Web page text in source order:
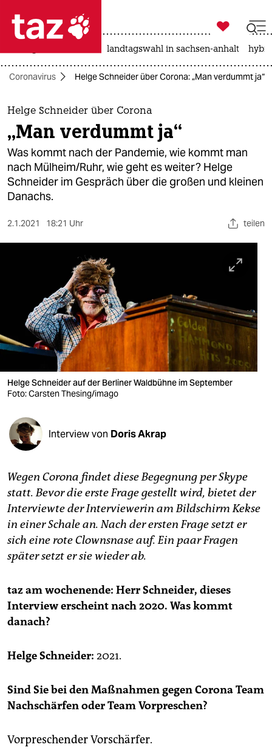
 taz zahl ich
taz zahl ich
themen
politik
öko
gesellschaft
kultur
sport
wahrheit
verlag
verlag
shop
fragen & hilfe
unterstützen
abo
genossenschaft
epaper login

taz zahl ich
landtagswahl in sachsen-anhalt
Coronavirus Helge Schneider über Corona: „Man verdummt ja“
Helge Schneider über Corona
„Man verdummt ja“
Was kommt nach der Pandemie, wie kommt man
nach Mülheim/Ruhr, wie geht es weiter? Helge
Schneider im Gespräch über die großen und kleinen
Danachs.
2.1.2021 18:21 Uhr teilen
Helge Schneider auf der Berliner Waldbühne im September
Foto: Carsten Thesing/imago
Interview von Doris Akrap
Wegen Corona findet diese Begegnung per Skype
statt. Bevor die erste Frage gestellt wird, bietet der
Interviewte der Interviewerin am Bildschirm Kekse
in einer Schale an. Nach der ersten Frage setzt er
sich eine rote Clownsnase auf. Ein paar Fragen
später setzt er sie wieder ab.
taz am wochenende: Herr Schneider, dieses
Interview erscheint nach 2020. Was kommt
danach?
Helge Schneider: 2021.
Sind Sie bei den Maßnahmen gegen Corona Team
Nachschärfen oder Team Vorpreschen?
Vorpreschender Vorschärfer.